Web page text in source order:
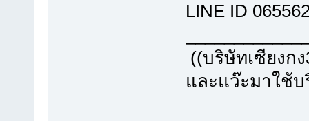
LINE ID
((บริษัทเซียงก
และแว๊ะมาใ